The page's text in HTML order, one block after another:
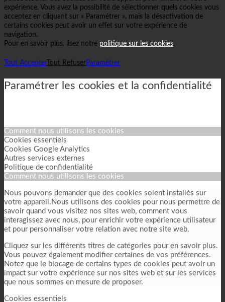
expérience. Vous avez la possibilité de sélectionner quels cookies vous
acceptez en cliquant sur « Paramétrer », mais la désactivation de
certains cookies peut avoir un effet sur votre expérience de
navigation.
Pour en savoir plus, lisez notre politique sur les cookies.
Tout AccepterTout RefuserParamétrer
Paramétrer les cookies et la confidentialité
Comment nous utilisons les cookies
Cookies essentiels
Cookies Google Analytics
Autres services externes
Politique de confidentialité
Comment nous utilisons les cookies
Nous pouvons demander que des cookies soient installés sur
votre appareil.Nous utilisons des cookies pour nous permettre de
savoir quand vous visitez nos sites web, comment vous
interagissez avec nous, pour enrichir votre expérience utilisateur
et pour personnaliser votre relation avec notre site web.
Cliquez sur les différents titres de catégories pour en savoir plus.
Vous pouvez également modifier certaines de vos préférences.
Notez que le blocage de certains types de cookies peut avoir un
impact sur votre expérience sur nos sites web et sur les services
que nous sommes en mesure de proposer.
Cookies essentiels